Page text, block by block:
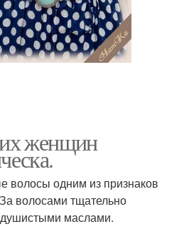
женщин
волосы одним из признаков
волосами тщательно
маслами.